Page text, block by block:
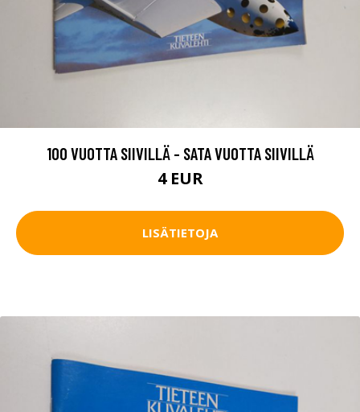
100 VUOTTA SIIVILLÄ - SATA VUOTTA SIIVILLÄ
4 EUR
LISÄTIETOJA